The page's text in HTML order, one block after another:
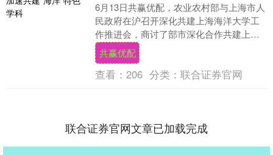
6月13日共赢优配，农业农村部与上海市人
民政府在沪召开深化共建上海海洋大学工
作推进会，商讨了部市深化合作共建上海
海洋大学2025—2026年重点任务，共同支
持学....
共赢优配
查看： 206 分类： 联合证券官网
联合证券官网文章已加载完成